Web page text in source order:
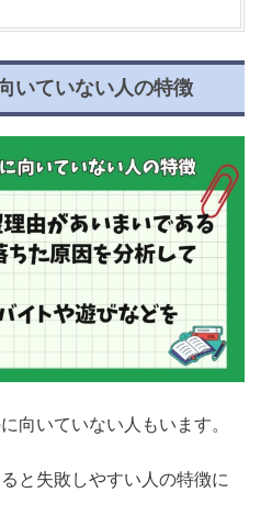
いていない人の特徴
向いていない人もいます。
と失敗しやすい人の特徴に